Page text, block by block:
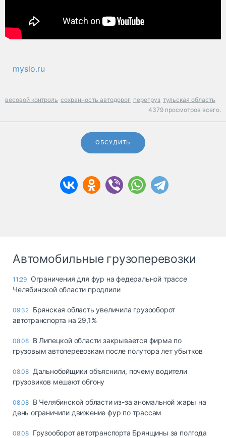
myslo.ru
весовой контроль сохранность автодорог перегруз тульская область
4379 просмотров всего.
ОБСУДИТЬ
Автомобильные грузоперевозки
11:29 Ограничения для фур на федеральной трассе
Челябинской области продлили
09:32 Брянская область увеличила грузооборот
автотранспорта на 29,1%
08.08 В Липецкой области закрывается фирма по
грузовым автоперевозкам после полутора лет убытков
08.08 Дальнобойщики объяснили, почему водители
грузовиков мешают обгону
08.08 В Челябинской области из-за аномальной жары на
день ограничили движение фур по трассам
08.08 Грузооборот автотранспорта Брянщины за полгода